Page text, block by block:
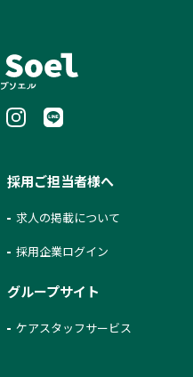
採用ご担当者様へ
求人の掲載について
採用企業ログイン
グループサイト
ケアスタッフサービス